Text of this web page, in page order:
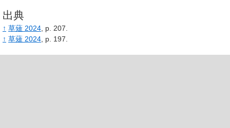
出典
↑ 草薙 2024, p. 207.
↑ 草薙 2024, p. 197.